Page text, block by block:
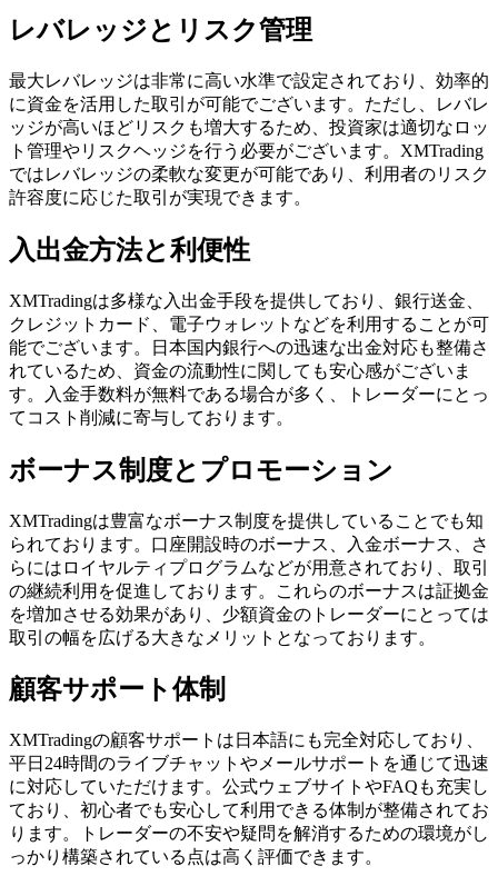
レバレッジとリスク管理
最大レバレッジは非常に高い水準で設定されており、効率的
に資金を活用した取引が可能でございます。ただし、レバレ
ッジが高いほどリスクも増大するため、投資家は適切なロッ
ト管理やリスクヘッジを行う必要がございます。XMTrading
ではレバレッジの柔軟な変更が可能であり、利用者のリスク
許容度に応じた取引が実現できます。
入出金方法と利便性
XMTradingは多様な入出金手段を提供しており、銀行送金、
クレジットカード、電子ウォレットなどを利用することが可
能でございます。日本国内銀行への迅速な出金対応も整備さ
れているため、資金の流動性に関しても安心感がございま
す。入金手数料が無料である場合が多く、トレーダーにとっ
てコスト削減に寄与しております。
ボーナス制度とプロモーション
XMTradingは豊富なボーナス制度を提供していることでも知
られております。口座開設時のボーナス、入金ボーナス、さ
らにはロイヤルティプログラムなどが用意されており、取引
の継続利用を促進しております。これらのボーナスは証拠金
を増加させる効果があり、少額資金のトレーダーにとっては
取引の幅を広げる大きなメリットとなっております。
顧客サポート体制
XMTradingの顧客サポートは日本語にも完全対応しており、
平日24時間のライブチャットやメールサポートを通じて迅速
に対応していただけます。公式ウェブサイトやFAQも充実し
ており、初心者でも安心して利用できる体制が整備されてお
ります。トレーダーの不安や疑問を解消するための環境がし
っかり構築されている点は高く評価できます。